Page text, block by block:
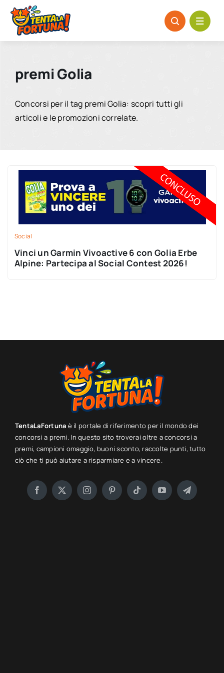
Salta
contenuto
premi Golia
Concorsi per il tag premi Golia: scopri tutti gli
articoli e le promozioni correlate.
Social
Vinci un Garmin Vivoactive 6 con Golia Erbe
Alpine: Partecipa al Social Contest 2026!
TentaLaFortuna è il portale di riferimento per il mondo dei
concorsi a premi. In questo sito troverai oltre a concorsi a
premi, campioni omaggio, buoni sconto, raccolte punti, tutto
ciò che ti può aiutare a risparmiare e a vincere.